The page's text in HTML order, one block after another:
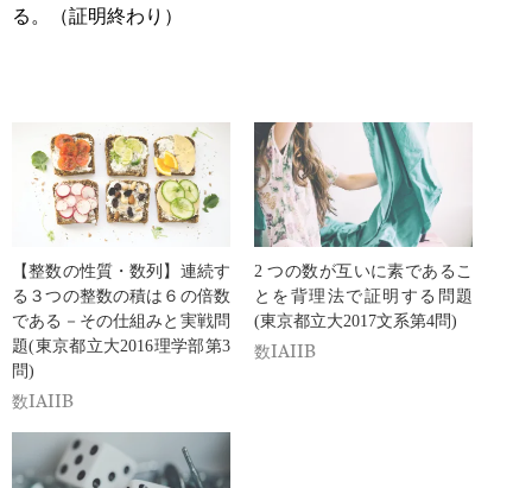
る。（証明終わり）
【整数の性質・数列】連続す
る３つの整数の積は６の倍数
である－その仕組みと実戦問
題(東京都立大2016理学部第3
問)
数IAIIB
2 つの数が互いに素であるこ
とを背理法で証明する問題
(東京都立大2017文系第4問)
数IAIIB